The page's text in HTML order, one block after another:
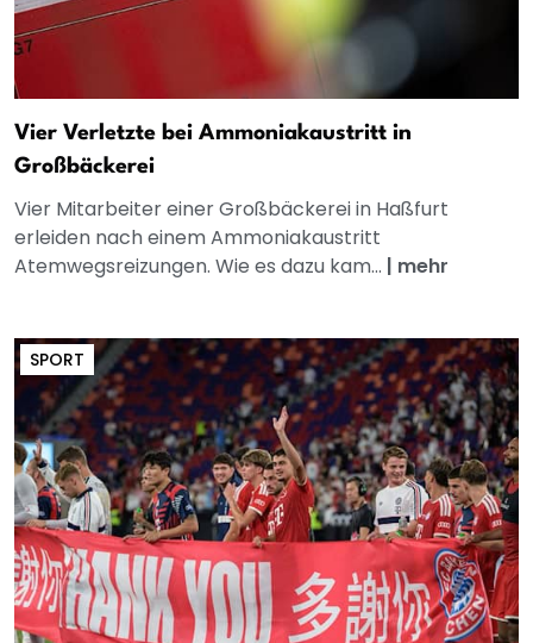
Vier Verletzte bei Ammoniakaustritt in
Großbäckerei
Vier Mitarbeiter einer Großbäckerei in Haßfurt
erleiden nach einem Ammoniakaustritt
Atemwegsreizungen. Wie es dazu kam... | mehr
SPORT